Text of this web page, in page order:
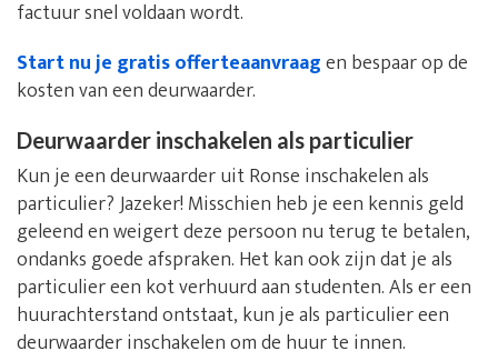
factuur snel voldaan wordt.
Start nu je gratis offerteaanvraagen bespaar op de
kosten van een deurwaarder.
Deurwaarder inschakelen als particulier
Kun je een deurwaarder uit Ronse inschakelen als
particulier? Jazeker! Misschien heb je een kennis geld
geleend en weigert deze persoon nu terug te betalen,
ondanks goede afspraken. Het kan ook zijn dat je als
particulier een kot verhuurd aan studenten. Als er een
huurachterstand ontstaat, kun je als particulier een
deurwaarder inschakelen om de huur te innen.